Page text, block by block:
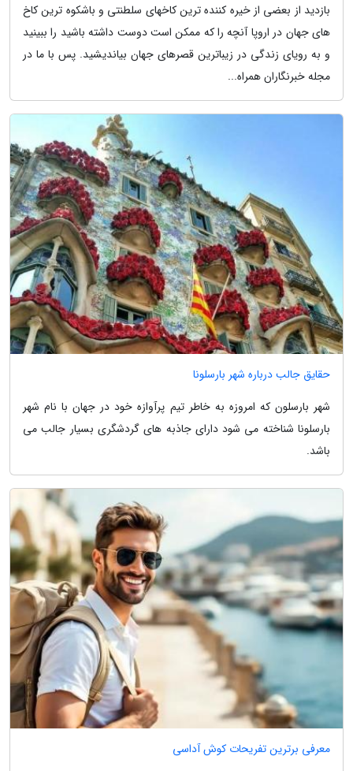
بازدید از بعضی از خیره کننده ترین کاخهای سلطنتی و باشکوه ترین کاخ
های جهان در اروپا آنچه را که ممکن است دوست داشته باشید را ببینید
و به رویای زندگی در زیباترین قصرهای جهان بیاندیشید. پس با ما در
مجله خبرنگاران همراه...
حقایق جالب درباره شهر بارسلونا
شهر بارسلون که امروزه به خاطر تیم پرآوازه خود در جهان با نام شهر
بارسلونا شناخته می شود دارای جاذبه های گردشگری بسیار جالب می
باشد.
معرفی برترین تفریحات کوش آداسی